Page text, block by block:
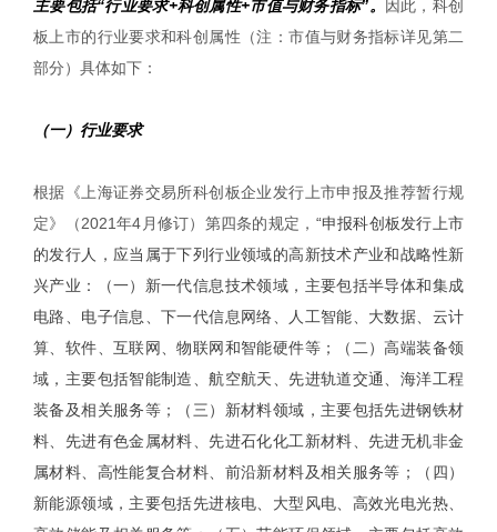
主要包括“行业要求+科创属性+市值与财务指标”。
因此，科创
板上市的行业要求和科创属性（注：市值与财务指标详见第二
部分）具体如下：
（一）行业要求
根据《上海证券交易所科创板企业发行上市申报及推荐暂行规
定》（2021年4月修订）第四条的规定， “申报科创板发行上市
的发行人，应当属于下列行业领域的高新技术产业和战略性新
兴产业：（一）新一代信息技术领域，主要包括半导体和集成
电路、电子信息、下一代信息网络、人工智能、大数据、云计
算、软件、互联网、物联网和智能硬件等；（二）高端装备领
域，主要包括智能制造、航空航天、先进轨道交通、海洋工程
装备及相关服务等；（三）新材料领域，主要包括先进钢铁材
料、先进有色金属材料、先进石化化工新材料、先进无机非金
属材料、高性能复合材料、前沿新材料及相关服务等；（四）
新能源领域，主要包括先进核电、大型风电、高效光电光热、